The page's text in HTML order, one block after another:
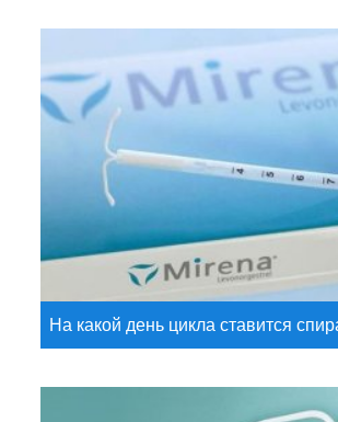
На какой день цикла ставится